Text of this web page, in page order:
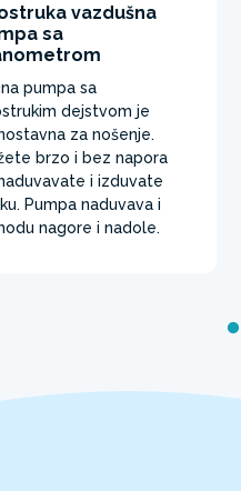
vazdušna
sa
pumpa sa
dejstvom je
za nošenje.
brzo i bez napora
i izduvate
Pumpa naduvava i
nagore i nadole.